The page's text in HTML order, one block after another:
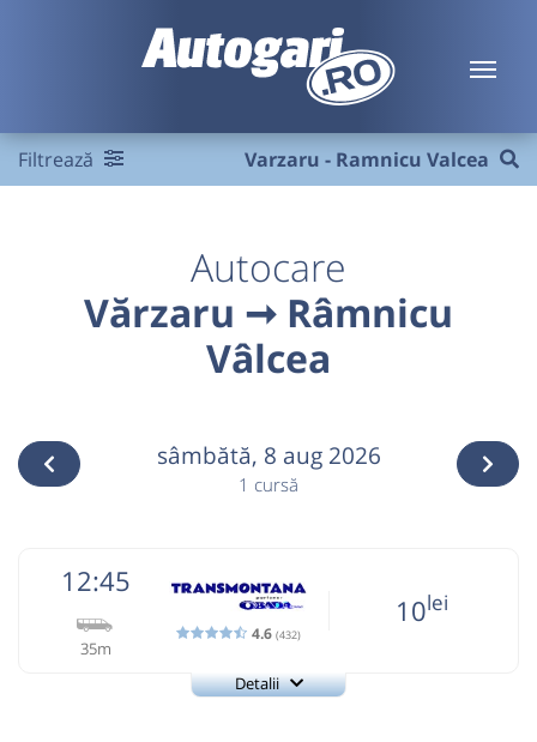
Filtrează Varzaru - Ramnicu Valcea
Autocare
Vărzaru ➞ Râmnicu
Vâlcea
sâmbătă, 8 aug 2026
1 cursă
12:45
35m
4.6 (432)
10lei
Detalii